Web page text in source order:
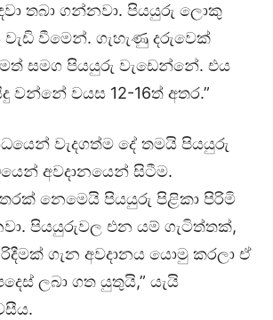
තබා ගන්නවා. පියයුරු ලොකු
වීමෙන්. ගැහැණු දරුවෙක්
සමග පියයුරු වැඩෙන්නේ. එය
වන්නේ වයස 12-16ත් අතර.”
වැදගත්ම දේ තමයි පියයුරු
අවදානයෙන් සිටීම.
නෙමෙයි පියයුරු පිළිකා පිරිමි
පියයුරුවල එන යම් ගැටිත්තක්,
ගැන අවදානය යොමු කරලා ඒ
ලබා ගත යුතුයි,” යැයි